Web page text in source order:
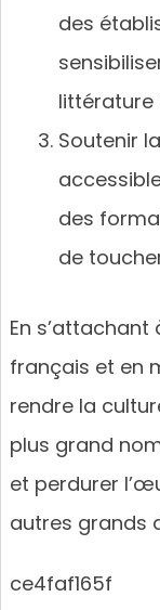
des
littérature
Soutenir
des
de
En
français et en
rendre la
plus grand
et perdurer
autres grands
ce4faf165f